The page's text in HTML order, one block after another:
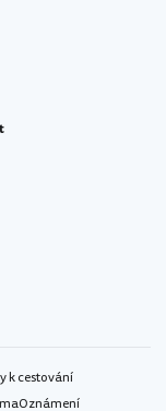
k cestování
Oznámení